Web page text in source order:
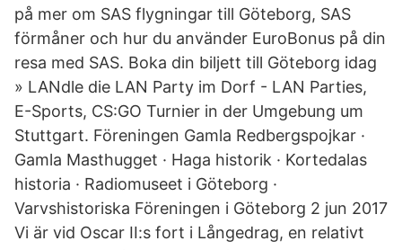
på mer om SAS flygningar till Göteborg, SAS
förmåner och hur du använder EuroBonus på din
resa med SAS. Boka din biljett till Göteborg idag
» LANdle die LAN Party im Dorf - LAN Parties,
E-Sports, CS:GO Turnier in der Umgebung um
Stuttgart. Föreningen Gamla Redbergspojkar ·
Gamla Masthugget · Haga historik · Kortedalas
historia · Radiomuseet i Göteborg ·
Varvshistoriska Föreningen i Göteborg 2 jun 2017
Vi är vid Oscar II:s fort i Långedrag, en relativt